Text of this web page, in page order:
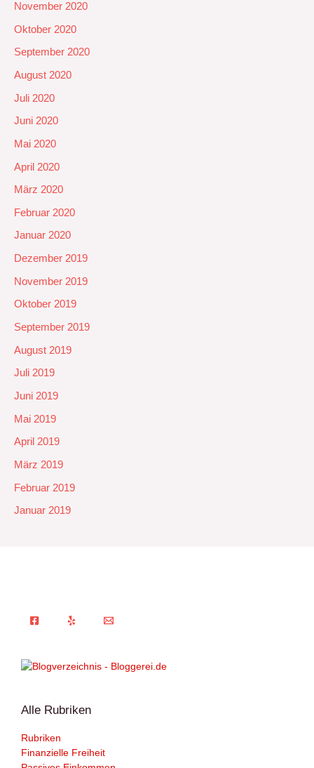
November 2020
Oktober 2020
September 2020
August 2020
Juli 2020
Juni 2020
Mai 2020
April 2020
März 2020
Februar 2020
Januar 2020
Dezember 2019
November 2019
Oktober 2019
September 2019
August 2019
Juli 2019
Juni 2019
Mai 2019
April 2019
März 2019
Februar 2019
Januar 2019
Alle Rubriken
Rubriken
Finanzielle Freiheit